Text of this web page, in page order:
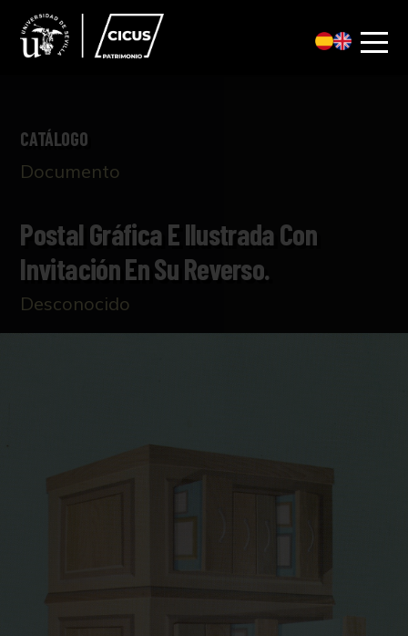
CATÁLOGO
Documento
Postal Gráfica E Ilustrada Con
Invitación En Su Reverso.
Desconocido